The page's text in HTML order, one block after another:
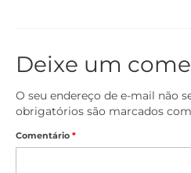
Deixe um
O seu endereço de e-mail não
obrigatórios são marcados com
Comentário *